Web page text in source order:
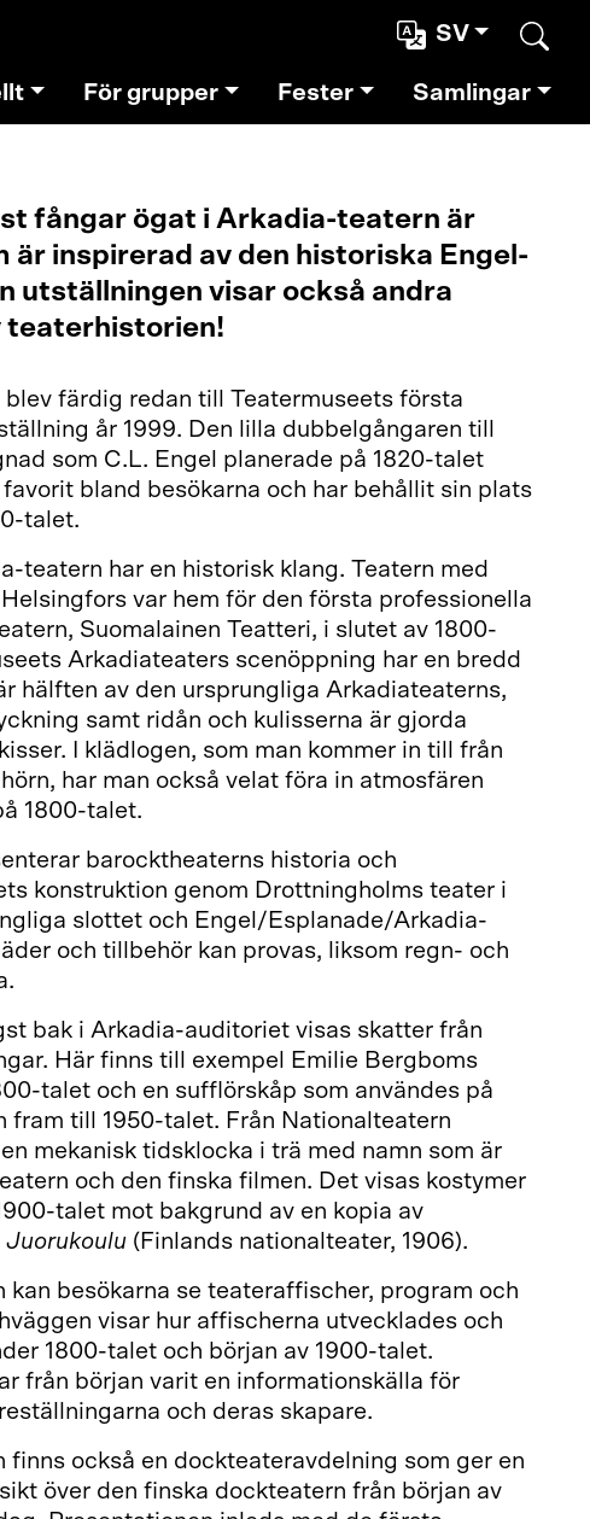
SV
För grupper Fester Samlingar
fångar ögat i Arkadia-teatern är
är inspirerad av den historiska Engel-
utställningen visar också andra
teaterhistorien!
färdig redan till Teatermuseets första
år 1999. Den lilla dubbelgångaren till
som C.L. Engel planerade på 1820-talet
bland besökarna och har behållit sin plats
talet.
teatern har en historisk klang. Teatern med
var hem för den första professionella
Suomalainen Teatteri, i slutet av 1800-
Arkadiateaters scenöppning har en bredd
hälften av den ursprungliga Arkadiateaterns,
samt ridån och kulisserna är gjorda
I klädlogen, som man kommer in till från
har man också velat föra in atmosfären
1800-talet.
barocktheaterns historia och
konstruktion genom Drottningholms teater i
slottet och Engel/Esplanade/Arkadia-
och tillbehör kan provas, liksom regn- och
bak i Arkadia-auditoriet visas skatter från
Här finns till exempel Emilie Bergboms
talet och en sufflörskåp som användes på
fram till 1950-talet. Från Nationalteatern
mekanisk tidsklocka i trä med namn som är
och den finska filmen. Det visas kostymer
talet mot bakgrund av en kopia av
Juorukoulu (Finlands nationalteater, 1906).
kan besökarna se teateraffischer, program och
visar hur affischerna utvecklades och
1800-talet och början av 1900-talet.
från början varit en informationskälla för
och deras skapare.
finns också en dockteateravdelning som ger en
över den finska dockteatern från början av